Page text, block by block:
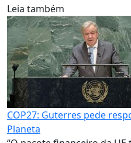
Leia também
COP27: Guterres pede
Planeta